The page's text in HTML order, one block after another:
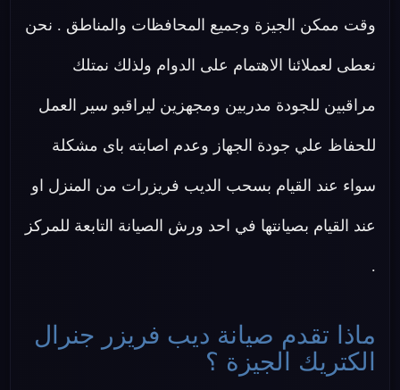
وقت ممكن الجيزة وجميع المحافظات والمناطق . نحن
نعطى لعملائنا الاهتمام على الدوام ولذلك نمتلك
مراقبين للجودة مدربين ومجهزين ليراقبو سير العمل
للحفاظ علي جودة الجهاز وعدم اصابته باى مشكلة
سواء عند القيام بسحب الديب فريزرات من المنزل او
عند القيام بصيانتها في احد ورش الصيانة التابعة للمركز
.
ماذا تقدم صيانة ديب فريزر جنرال
الكتريك الجيزة ؟